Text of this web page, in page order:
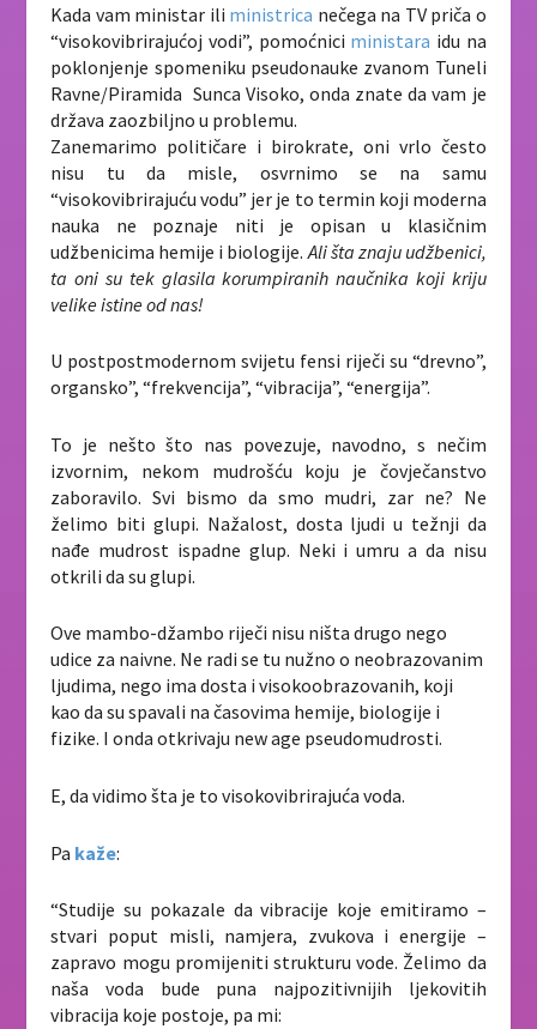
Kada vam ministar ili ministrica nečega na TV priča o
“visokovibrirajućoj vodi”, pomoćnici ministara idu na
poklonjenje spomeniku pseudonauke zvanom Tuneli
Ravne/Piramida Sunca Visoko, onda znate da vam je
država zaozbiljno u problemu.
Zanemarimo političare i birokrate, oni vrlo često
nisu tu da misle, osvrnimo se na samu
“visokovibrirajuću vodu” jer je to termin koji moderna
nauka ne poznaje niti je opisan u klasičnim
udžbenicima hemije i biologije. Ali šta znaju udžbenici,
ta oni su tek glasila korumpiranih naučnika koji kriju
velike istine od nas!
U postpostmodernom svijetu fensi riječi su “drevno”,
organsko”, “frekvencija”, “vibracija”, “energija”.
To je nešto što nas povezuje, navodno, s nečim
izvornim, nekom mudrošću koju je čovječanstvo
zaboravilo. Svi bismo da smo mudri, zar ne? Ne
želimo biti glupi. Nažalost, dosta ljudi u težnji da
nađe mudrost ispadne glup. Neki i umru a da nisu
otkrili da su glupi.
Ove mambo-džambo riječi nisu ništa drugo nego
udice za naivne. Ne radi se tu nužno o neobrazovanim
ljudima, nego ima dosta i visokoobrazovanih, koji
kao da su spavali na časovima hemije, biologije i
fizike. I onda otkrivaju new age pseudomudrosti.
E, da vidimo šta je to visokovibrirajuća voda.
Pa kaže:
“Studije su pokazale da vibracije koje emitiramo –
stvari poput misli, namjera, zvukova i energije –
zapravo mogu promijeniti strukturu vode. Želimo da
naša voda bude puna najpozitivnijih ljekovitih
vibracija koje postoje, pa mi: